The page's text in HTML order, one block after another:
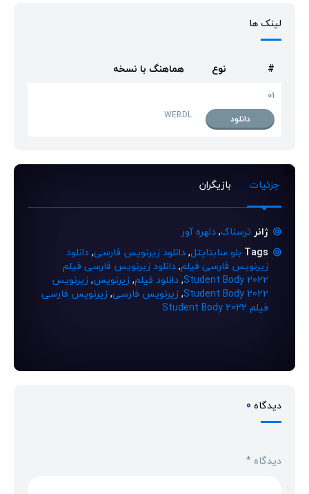
لینک ها
# نوع هماهنگ با نسخه
01
دانلود
WEBDL
جزئیات بازیگران
ژانر ترسناک,دلهره آور
Tags بلو سابتایتل,دانلود زیرنویس فارسی,دانلود
زیرنویس فارسی فیلم,دانلود زیرنویس فارسی فیلم
Student Body 2022
,دانلود فیلم,زیرنویس,زیرنویس
Student Body 2022
,زیرنویس فارسی,زیرنویس فارسی
فیلم Student Body 2022
دیدگاه 0
دیدگاه *